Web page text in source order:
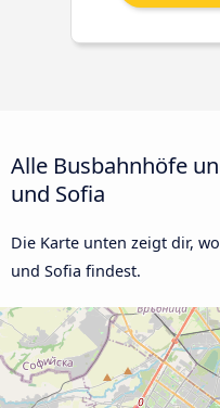
Alle Busbahnhöfe
und Sofia
Die Karte unten zeigt dir,
und Sofia findest.